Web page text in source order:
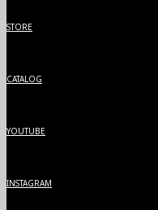
STORE
CATALOG
YOUTUBE
INSTAGRAM